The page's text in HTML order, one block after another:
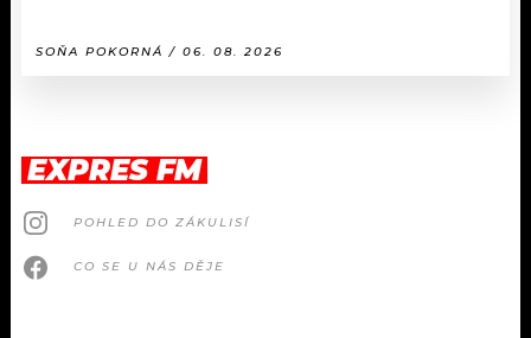
SOŇA POKORNÁ / 06. 08. 2026
EXPRES FM
POHLED DO ZÁKULISÍ
CO SE U NÁS DĚJE